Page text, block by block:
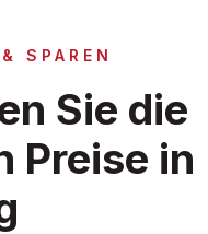
SPAREN
Sie die
Preise in